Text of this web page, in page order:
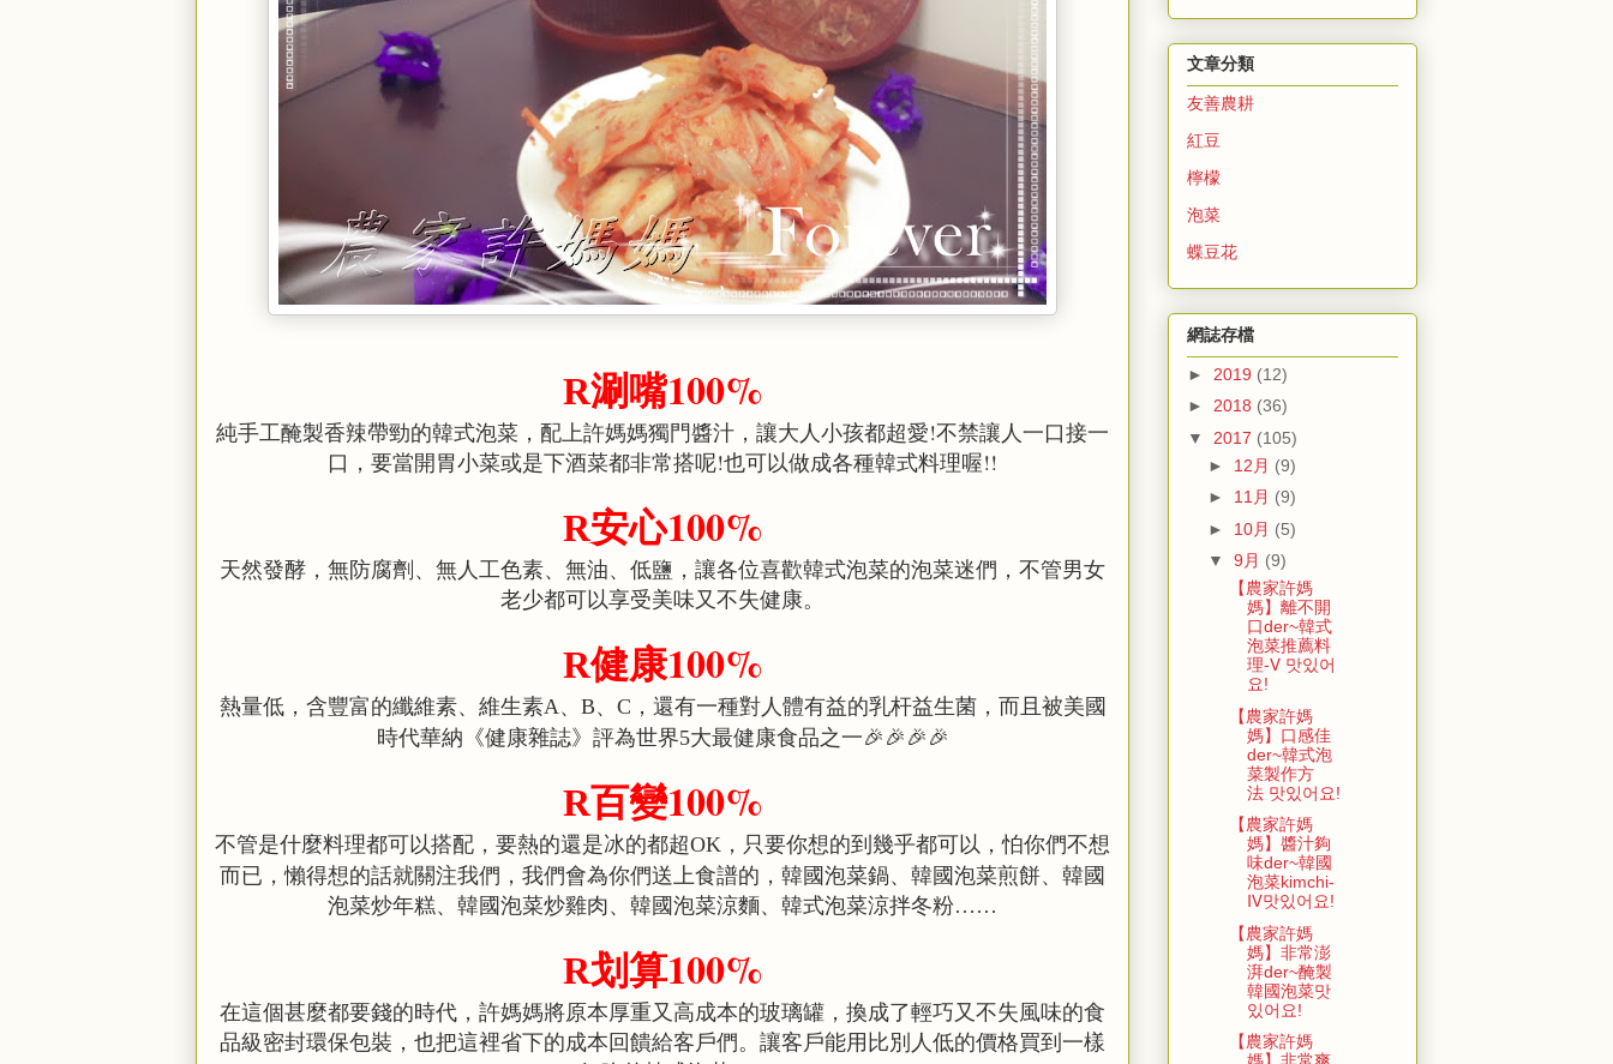
R涮嘴100%
純手工醃製香辣帶勁的韓式泡菜，配上許媽媽獨門醬汁，讓大人小孩都超愛!不禁讓人一口接一
口，要當開胃小菜或是下酒菜都非常搭呢!也可以做成各種韓式料理喔!!
R安心100%
天然發酵，無防腐劑、無人工色素、無油、低鹽，讓各位喜歡韓式泡菜的泡菜迷們，不管男女
老少都可以享受美味又不失健康。
R健康100%
熱量低，含豐富的纖維素、維生素A 、 B、 C ，還有一種對人體有益的乳杆益生菌，而且被美國
時代華納《健康雜誌》評為世界5大最健康食品之一🎉🎉🎉🎉
R百變100%
不管是什麼料理都可以搭配，要熱的還是冰的都超OK ，只要你想的到幾乎都可以，怕你們不想
而已，懶得想的話就關注我們，我們會為你們送上食譜的，韓國泡菜鍋、韓國泡菜煎餅、韓國
泡菜炒年糕、韓國泡菜炒雞肉、韓國泡菜涼麵、韓式泡菜涼拌冬粉……
R划算100%
在這個甚麼都要錢的時代，許媽媽將原本厚重又高成本的玻璃罐，換成了輕巧又不失風味的食
品級密封環保包裝，也把這裡省下的成本回饋給客戶們。讓客戶能用比別人低的價格買到一樣
文章分類
友善農耕
紅豆
檸檬
泡菜
蝶豆花
網誌存檔
► 2019 (12)
► 2018 (36)
▼ 2017 (105)
► 12月 (9)
► 11月 (9)
► 10月 (5)
▼ 9月 (9)
【農家許媽
媽】離不開
口der~韓式
泡菜推薦料
理-Ⅴ 맛있어
요!
【農家許媽
媽】口感佳
der~韓式泡
菜製作方
法 맛있어요!
【農家許媽
媽】醬汁夠
味der~韓國
泡菜kimchi-
Ⅳ맛있어요!
【農家許媽
媽】非常澎
湃der~醃製
韓國泡菜맛
있어요!
【農家許媽